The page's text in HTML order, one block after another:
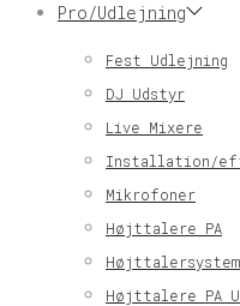
Pro/Udlejning
Fest Udlejning
DJ Udstyr
Live Mixere
Installation/
Mikrofoner
Højttalere PA
Højttalere PA